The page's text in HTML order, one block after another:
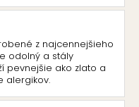
z najcennejšieho
odolný a stály
pevnejšie ako zlato a
alergikov.